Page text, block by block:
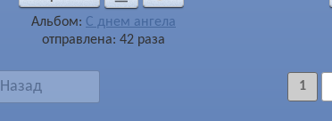
Альбом: С днем ангела
отправлена: 42 раза
Назад 1